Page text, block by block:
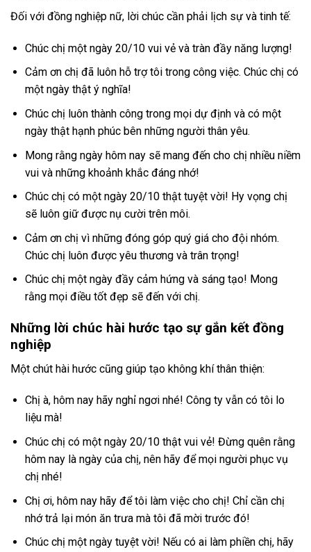
Đối với đồng nghiệp nữ, lời chúc cần phải lịch sự và tinh tế:
Chúc chị một ngày 20/10 vui vẻ và tràn đầy năng lượng!
Cảm ơn chị đã luôn hỗ trợ tôi trong công việc. Chúc chị có
một ngày thật ý nghĩa!
Chúc chị luôn thành công trong mọi dự định và có một
ngày thật hạnh phúc bên những người thân yêu.
Mong rằng ngày hôm nay sẽ mang đến cho chị nhiều niềm
vui và những khoảnh khắc đáng nhớ!
Chúc chị có một ngày 20/10 thật tuyệt vời! Hy vọng chị
sẽ luôn giữ được nụ cười trên môi.
Cảm ơn chị vì những đóng góp quý giá cho đội nhóm.
Chúc chị luôn được yêu thương và trân trọng!
Chúc chị một ngày đầy cảm hứng và sáng tạo! Mong
rằng mọi điều tốt đẹp sẽ đến với chị.
Những lời chúc hài hước tạo sự gắn kết đồng
nghiệp
Một chút hài hước cũng giúp tạo không khí thân thiện:
Chị à, hôm nay hãy nghỉ ngơi nhé! Công ty vẫn có tôi lo
liệu mà!
Chúc chị có một ngày 20/10 thật vui vẻ! Đừng quên rằng
hôm nay là ngày của chị, nên hãy để mọi người phục vụ
chị nhé!
Chị ơi, hôm nay hãy để tôi làm việc cho chị! Chỉ cần chị
nhớ trả lại món ăn trưa mà tôi đã mời trước đó!
Chúc chị một ngày tuyệt vời! Nếu có ai làm phiền chị, hãy